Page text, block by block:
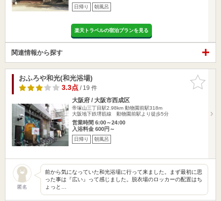
日帰り 朝風呂
楽天トラベルの宿泊プランを見る
関連情報から探す
お気に入
りに追加
おふろや和光(和光浴場)
3.3点/ 19 件
大阪府 / 大阪市西成区
帝塚山三丁目駅2.98km 動物園前駅318m
大阪地下鉄堺筋線 動物園前駅より徒歩5分
営業時間 6:00～24:00
入浴料金 600円～
日帰り 朝風呂
匿名
前から気になっていた和光浴場に行って来ました。まず最初に思
った事は『広い』って感じました。脱衣場のロッカーの配置はち
ょっと…